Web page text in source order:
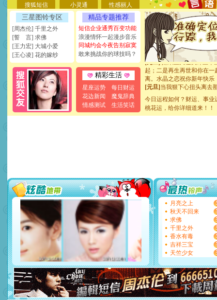
搜狐短信 小灵通 性感丽人
三星图铃专区
[周杰伦] 千里之外
[誓 言] 求佛
[王力宏] 大城小爱
[王心凌] 花的嫁纱
精品专题推荐
短信企业通秀百变功能
浪漫情怀一起漫步音乐
同城约会今夜告别寂寞
敢来挑战你的球技吗？
精彩生活
星座运势
每日财运
花边新闻
魔鬼辞典
情感测试
生活笑话
天都要快乐噢!
[圣诞节]奉上一颗祝福的心,
如意,快乐,鲜花,一切美好的
[元旦] 看到你我会触电；看
断电。爱你是我职业，想
你是我专业！水晶之恋祝你
[元旦]如果上天让我许三个
起；二是再生再世和你在
离。水晶之恋祝你新年快乐
[元旦]当我狠下心扭头离去
泣，这痛楚让我明白我多
卖了。水晶之恋祝你新年快
[春节]风柔雨润好月圆，半
[圣诞节]不只这样的日子才
能正大光明地骚扰你,告诉
天都要快乐噢!
[圣诞节]奉上一颗祝福的心,
如意,快乐,鲜花,一切美好
[元旦]
看到你我会触电；
断电。爱你是我职业，想
你是我专业！水晶之恋祝你
[元旦]
如果上天让我许三
起；二是再生再世和你在
离。水晶之恋祝你新年快乐
[元旦]当我狠下心扭头离去
泣，这痛楚让我明白我多
卖了。水晶之恋祝你新年快
[春节]风柔雨润好月圆，半
今日运程如何？财运、事业
桃花运，给你详细道来！！
月亮之上
秋天不回来
求佛
千里之外
香水有毒
吉祥三宝
天竺少女